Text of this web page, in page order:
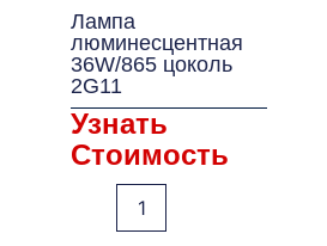
Лампа
люминесцентная
36W/865 цоколь
2G11
Узнать
Стоимость